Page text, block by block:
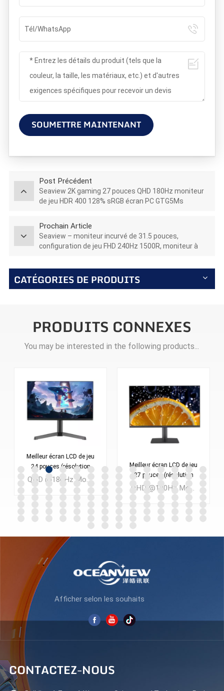
SOUMETTRE MAINTENANT
Post Précédent
Seaview 2K gaming 27 pouces QHD 180Hz moniteur
de jeu HDR 400 128% sRGB écran PC GTG5Ms
Prochain Article
Seaview – moniteur incurvé de 31.5 pouces,
configuration de jeu FHD 240Hz 1500R, moniteur à
CATÉGORIES DE PRODUITS
PRODUITS CONNEXES
You may be interested in the following products...
Meilleur écran LCD de jeu
27 pouces (résolution
2560 x 1440) pour PC
ES270Q180
QHD @180Hz Moniteur de jeu LCD FAST IPS 27 pouces Quantité minimale de commande : 300 pièces
APPRENDRE
Seaview 2024 nouvel
recommandé en gros 24
pouces FHD100HzHDMI
VGA DP N238F100
Moniteur de bureau série N 23,8 pouces FHD100Hz Protection oculaire avancée Quantité minimale de commande : 300 pièces
ENCORE PLUS
Afficher selon les souhaits
CONTACTEZ-NOUS